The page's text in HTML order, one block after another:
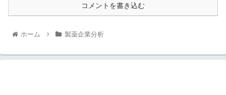
コメントを書き込む
ホーム 製薬企業分析